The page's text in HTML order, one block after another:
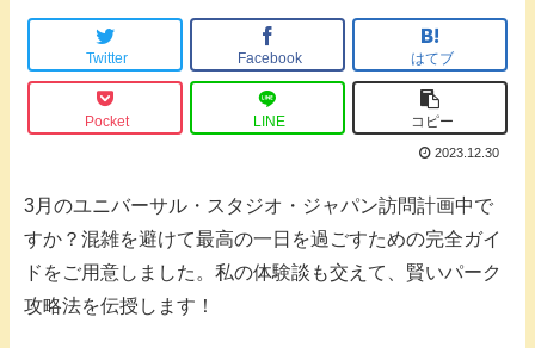
Twitter Facebook はてブ
Pocket LINE コピー
2023.12.30
3月のユニバーサル・スタジオ・ジャパン訪問計画中で
すか？混雑を避けて最高の一日を過ごすための完全ガイ
ドをご用意しました。私の体験談も交えて、賢いパーク
攻略法を伝授します！